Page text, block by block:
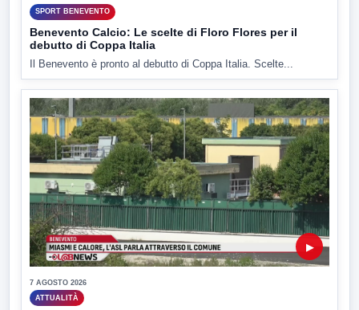
SPORT BENEVENTO
Benevento Calcio: Le scelte di Floro Flores per il
debutto di Coppa Italia
Il Benevento è pronto al debutto di Coppa Italia. Scelte...
▶
7 AGOSTO 2026
ATTUALITÀ